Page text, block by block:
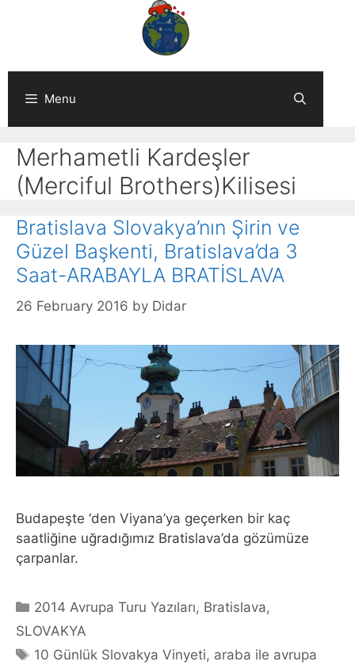
Menu
Merhametli Kardeşler
(Merciful Brothers)Kilisesi
Bratislava Slovakya’nın Şirin ve
Güzel Başkenti, Bratislava’da 3
Saat-ARABAYLA BRATİSLAVA
26 February 2016 by Didar
Budapeşte ‘den Viyana’ya geçerken bir kaç
saatliğine uğradığımız Bratislava’da gözümüze
çarpanlar.
Categories
2014 Avrupa Turu Yazıları, Bratislava,
SLOVAKYA
Tags
10 Günlük Slovakya Vinyeti, araba ile avrupa